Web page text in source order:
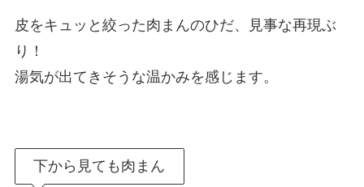
皮をキュッと絞った肉まんのひだ、見事な再現ぶ
り！
湯気が出てきそうな温かみを感じます。
下から見ても肉まん